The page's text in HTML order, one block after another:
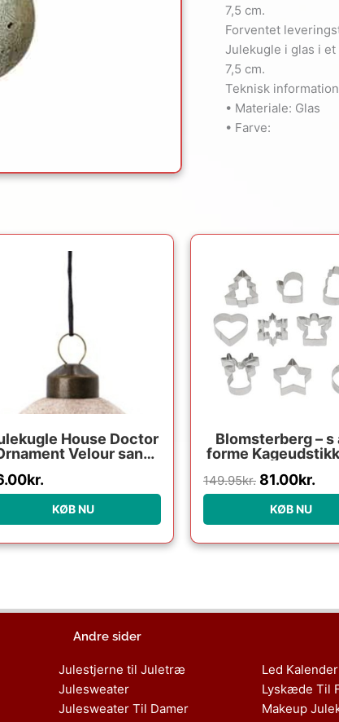
7,5 cm.
Forventet
Julekugle i glas i
7,5 cm.
Teknisk
• Materiale: Glas
• Farve:
House Doctor
Velour sand
kr.
KØB NU
Blomsterberg – s
forme
149.95kr.
oprindelige
pris
var:
149.95kr..
81.00kr.
er:
KØB NU
Andre sider
Julestjerne til Juletræ
Julesweater
Julesweater Til Damer
Led
Lyskæde Til
Makeup